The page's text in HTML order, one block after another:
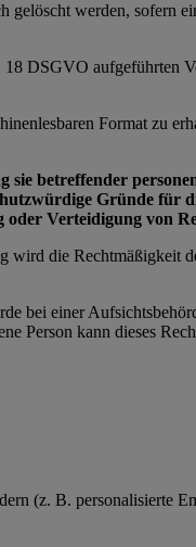
gelöscht werden, sofern
DSGVO aufgeführten
Format zu
sie betreffender
Gründe für
Verteidigung von
die Rechtmäßigkeit
bei einer
Person kann dieses
(z. B. personalisierte